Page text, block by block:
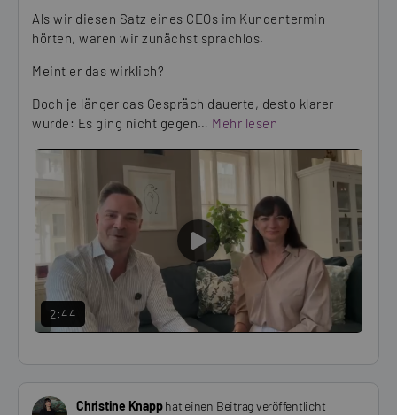
Als wir diesen Satz eines CEOs im Kundentermin
hörten, waren wir zunächst sprachlos.
Meint er das wirklich?
Doch je länger das Gespräch dauerte, desto klarer
wurde: Es ging nicht gegen… Mehr lesen
PLAY
VIDEO
2:44
Christine Knapphat einen Beitrag veröffentlicht